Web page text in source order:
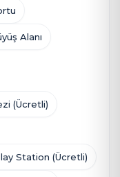
Alanı
(Ücretli)
Station (Ücretli)